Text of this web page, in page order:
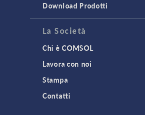
Download Prodotti
La Società
Chi è COMSOL
Lavora con noi
Stampa
Contatti